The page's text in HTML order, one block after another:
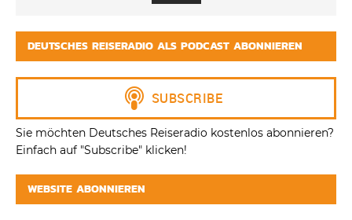
DEUTSCHES REISERADIO ALS PODCAST ABONNIEREN
Sie möchten Deutsches Reiseradio kostenlos abonnieren?
Einfach auf "Subscribe" klicken!
WEBSITE ABONNIEREN